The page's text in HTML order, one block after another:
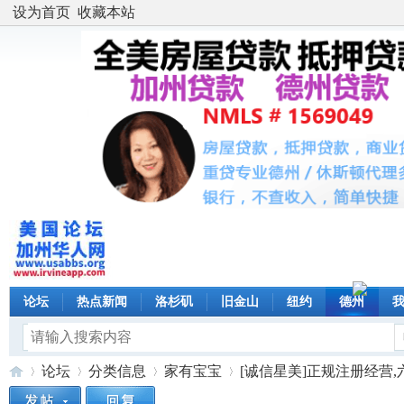
设为首页 收藏本站
论坛 热点新闻 洛杉矶 旧金山 纽约 德州
论坛 分类信息 家有宝宝 [诚信星美]正规注册经营,